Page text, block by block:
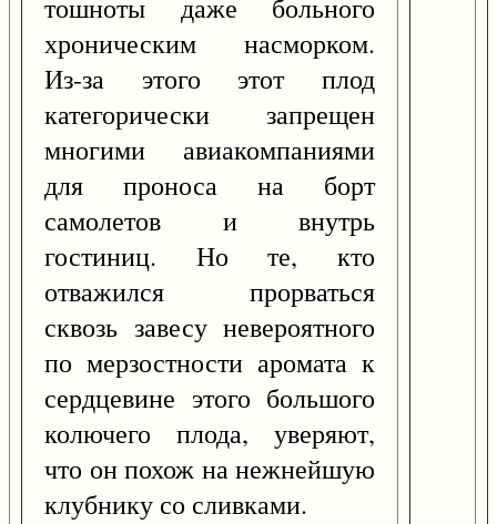
тошноты даже больного
хроническим насморком.
Из-за этого этот плод
категорически запрещен
многими авиакомпаниями
для проноса на борт
самолетов и внутрь
гостиниц. Но те, кто
отважился прорваться
сквозь завесу невероятного
по мерзостности аромата к
сердцевине этого большого
колючего плода, уверяют,
что он похож на нежнейшую
клубнику со сливками.